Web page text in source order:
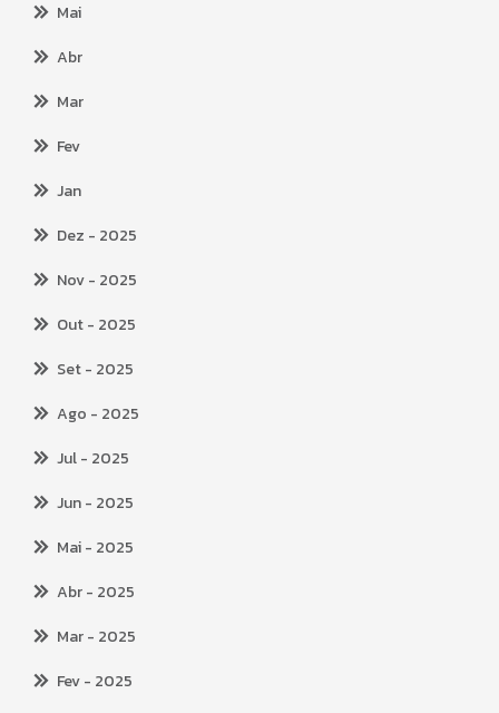
Mai
Abr
Mar
Fev
Jan
Dez - 2025
Nov- 2025
Out- 2025
Set- 2025
Ago - 2025
Jul- 2025
Jun- 2025
Mai- 2025
Abr- 2025
Mar- 2025
Fev- 2025